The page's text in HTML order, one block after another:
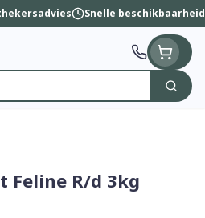
Snelle beschikbaarheid
Zoek
Feline R/d 3kg